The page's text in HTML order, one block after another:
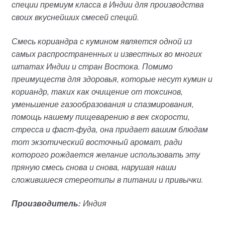
специи премиум класса в Индии для производства
своих вкуснейших смесей специй.
Смесь кориандра с кумином является одной из
самых распространенных и известных во многих
штатах Индии и стран Востока. Помимо
преимуществ для здоровья, которые несут кумин и
кориандр, таких как очищение от токсинов,
уменьшение газообразования и спазмирования,
помощь нашему пищеварению в век скорости,
стресса и фаст-фуда, она придает вашим блюдам
тот экзотический восточный аромат, ради
которого рождается желание использовать эту
пряную смесь снова и снова, нарушая наши
сложившиеся стереотипы в питании и привычки.
Производитель: Индия